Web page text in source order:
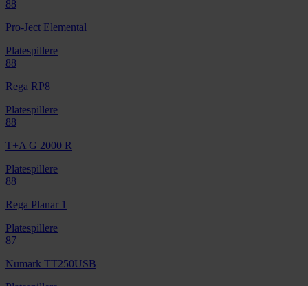
88
Pro-Ject Elemental
Platespillere
88
Rega RP8
Platespillere
88
T+A G 2000 R
Platespillere
88
Rega Planar 1
Platespillere
87
Numark TT250USB